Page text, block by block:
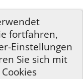
fortfahren,
Einstellungen
Sie sich mit
Genealogy Sitebuildingv.
© 2001-2026.